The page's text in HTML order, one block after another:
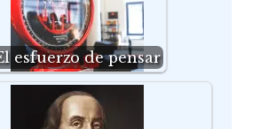
esfuerzo de pensar